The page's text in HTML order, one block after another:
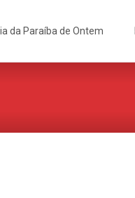
da Paraíba de Ontem